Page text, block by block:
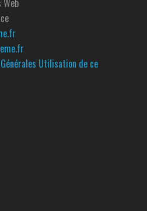
Utilisation de ce